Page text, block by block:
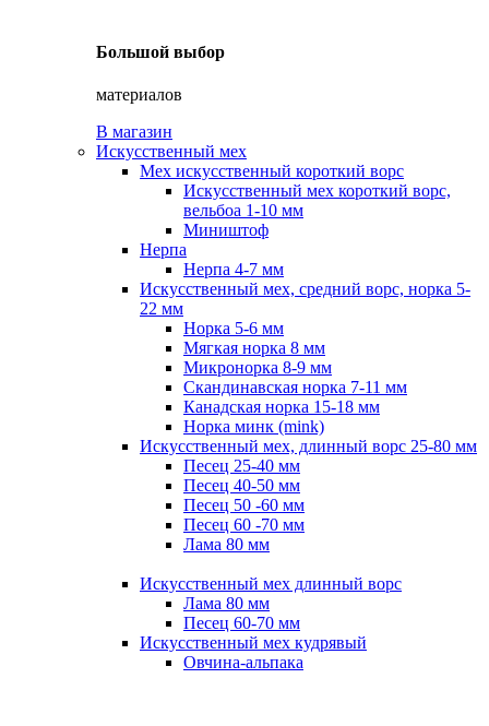
Большой выбор
материалов
В магазин
Искусственный мех
Мех искусственный короткий ворс
Искусственный мех короткий ворс,
вельбоа 1-10 мм
Миништоф
Нерпа
Нерпа 4-7 мм
Искусственный мех, средний ворс, норка 5-
22 мм
Норка 5-6 мм
Мягкая норка 8 мм
Микронорка 8-9 мм
Скандинавская норка 7-11 мм
Канадская норка 15-18 мм
Норка минк (mink)
Искусственный мех, длинный ворс 25-80 мм
Песец 25-40 мм
Песец 40-50 мм
Песец 50 -60 мм
Песец 60 -70 мм
Лама 80 мм
Искусственный мех длинный ворс
Лама 80 мм
Песец 60-70 мм
Искусственный мех кудрявый
Овчина-альпака